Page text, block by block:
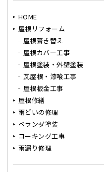
HOME
屋根リフォーム
屋根葺き替え
屋根カバー工事
屋根塗装・外壁塗装
瓦屋根・漆喰工事
屋根板金工事
屋根修繕
雨どいの修理
ベランダ塗装
コーキング工事
雨漏り修理